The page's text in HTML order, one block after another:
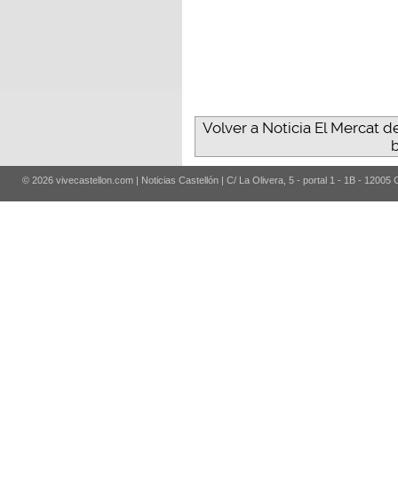
Volver a Noticia El Mercat
© 2026 vivecastellon.com | Noticias Castellón | C/ La Olivera, 5 - portal 1 - 1B - 12005